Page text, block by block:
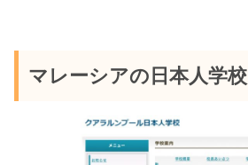
マレーシアの日本人学校